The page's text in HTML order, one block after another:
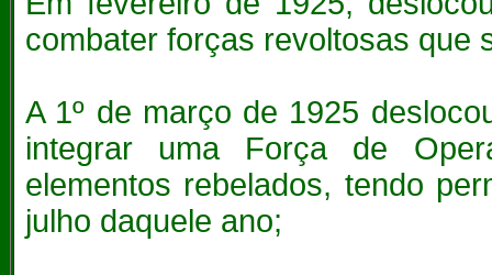
combater forças revoltosas que
A 1º de março de 1925
integrar uma Força de
elementos rebelados, tendo
julho daquele ano;